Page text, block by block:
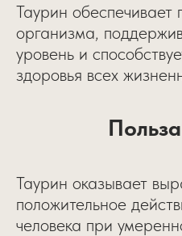
Таурин
организма,
уровень и
здоровья всех
Таурин оказывает
положительное
человека при